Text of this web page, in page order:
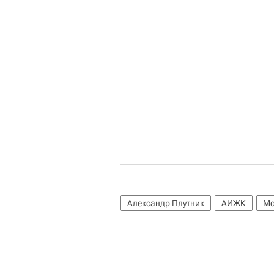
Александр Плутник АИЖК